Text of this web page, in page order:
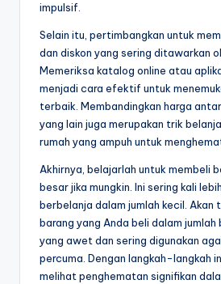
impulsif.
Selain itu, pertimbangkan untuk
dan diskon yang sering ditawarkan
Memeriksa katalog online atau
menjadi cara efektif untuk
terbaik. Membandingkan harga
yang lain juga merupakan trik
rumah yang ampuh untuk
Akhirnya, belajarlah untuk membeli
besar jika mungkin. Ini sering kali
berbelanja dalam jumlah kecil. Akan
barang yang Anda beli dalam
yang awet dan sering digunakan
percuma. Dengan langkah-langkah
melihat penghematan signifikan